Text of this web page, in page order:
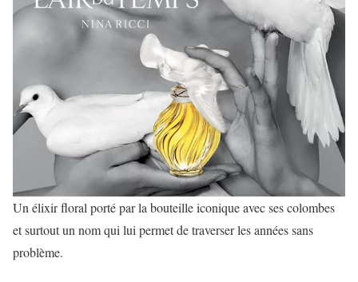
Un élixir floral porté par la bouteille iconique avec ses colombes
et surtout un nom qui lui permet de traverser les années sans
problème.